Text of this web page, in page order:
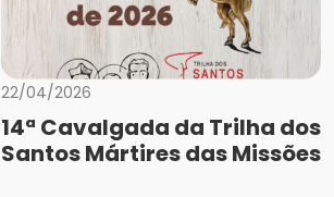
22/04/2026
14ª Cavalgada da Trilha dos
Santos Mártires das Missões